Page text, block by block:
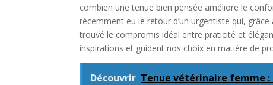
combien une tenue bien pensée améliore le
récemment eu le retour d’un urgentiste qui,
trouvé le compromis idéal entre praticité et
inspirations et guident nos choix en matière de
Découvrir Tenue vétérinaire femme